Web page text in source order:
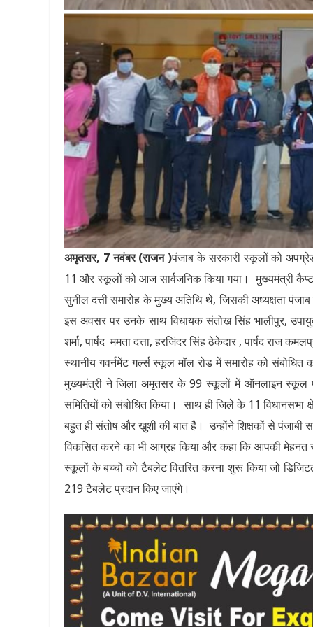
अमृतसर, 7 नवंबर (राजन )पंजाब के सरकारी स्कूलों को
11 और स्कूलों को आज सार्वजनिक किया गया। मुख्यमंत्री
सुनील दत्ती समारोह के मुख्य अतिथि थे, जिसकी अध्यक्षता
इस अवसर पर उनके साथ विधायक संतोख सिंह भालीपुर,
शर्मा, पार्षद ममता दत्ता, हरजिंदर सिंह ठेकेदार , पार्षद राज
स्थानीय गवर्नमेंट गर्ल्स स्कूल मॉल रोड में समारोह को
मुख्यमंत्री ने जिला अमृतसर के 99 स्कूलों में ऑनलाइन स्कूल
समितियों को संबोधित किया। साथ ही जिले के 11 विधानसभा
बहुत ही संतोष और खुशी की बात है। उन्होंने शिक्षकों से पंजाबी
विकसित करने का भी आग्रह किया और कहा कि आपकी मेहनत से
स्कूलों के बच्चों को टैबलेट वितरित करना शुरू किया जो
219 टैबलेट प्रदान किए जाएंगे।